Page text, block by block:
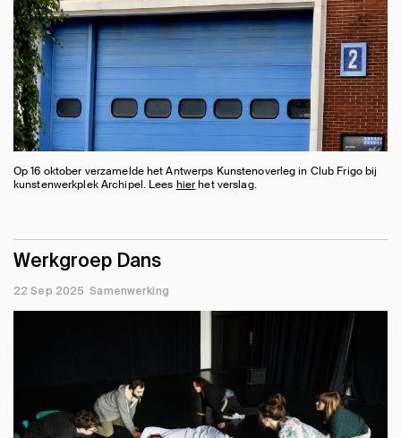
Op 16 oktober verzamelde het Antwerps Kunstenoverleg in Club Frigo bij
kunstenwerkplek Archipel. Lees hierhet verslag.
Werkgroep Dans
22 Sep 2025 Samenwerking